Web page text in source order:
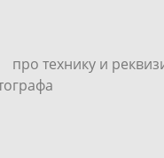
про технику и